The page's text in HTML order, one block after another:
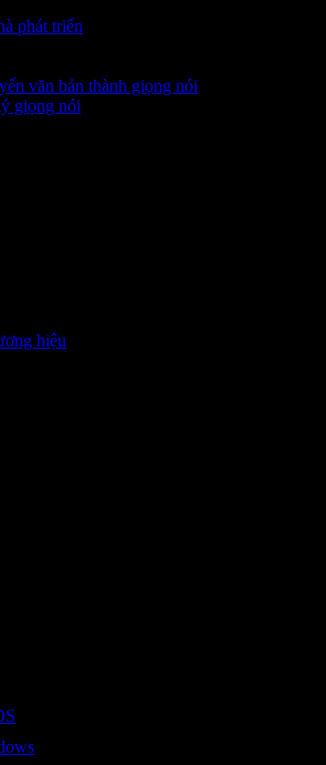
phát triển
văn bản thành giọng nói
giọng nói
hiệu